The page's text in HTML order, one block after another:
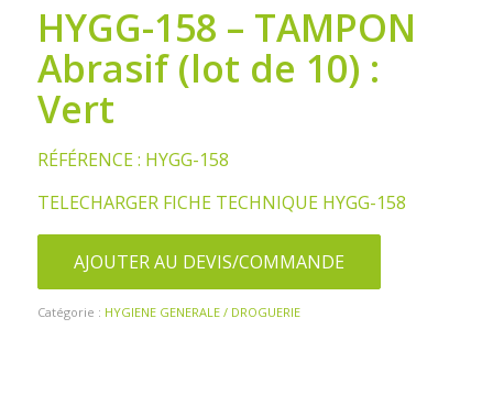
HYGG-158 – TAMPON
Abrasif (lot de 10) :
Vert
RÉFÉRENCE : HYGG-158
TELECHARGER FICHE TECHNIQUE HYGG-158
AJOUTER AU DEVIS/COMMANDE
Catégorie : HYGIENE GENERALE / DROGUERIE